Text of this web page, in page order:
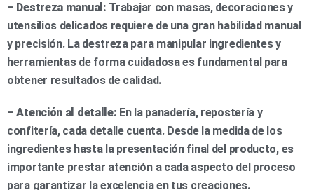
– Destreza manual: Trabajar con masas, decoraciones y
utensilios delicados requiere de una gran habilidad manual
y precisión. La destreza para manipular ingredientes y
herramientas de forma cuidadosa es fundamental para
obtener resultados de calidad.
–Atención al detalle: En la panadería, repostería y
confitería, cada detalle cuenta. Desde la medida de los
ingredientes hasta la presentación final del producto, es
importante prestar atención a cada aspecto del proceso
para garantizar la excelencia en tus creaciones.